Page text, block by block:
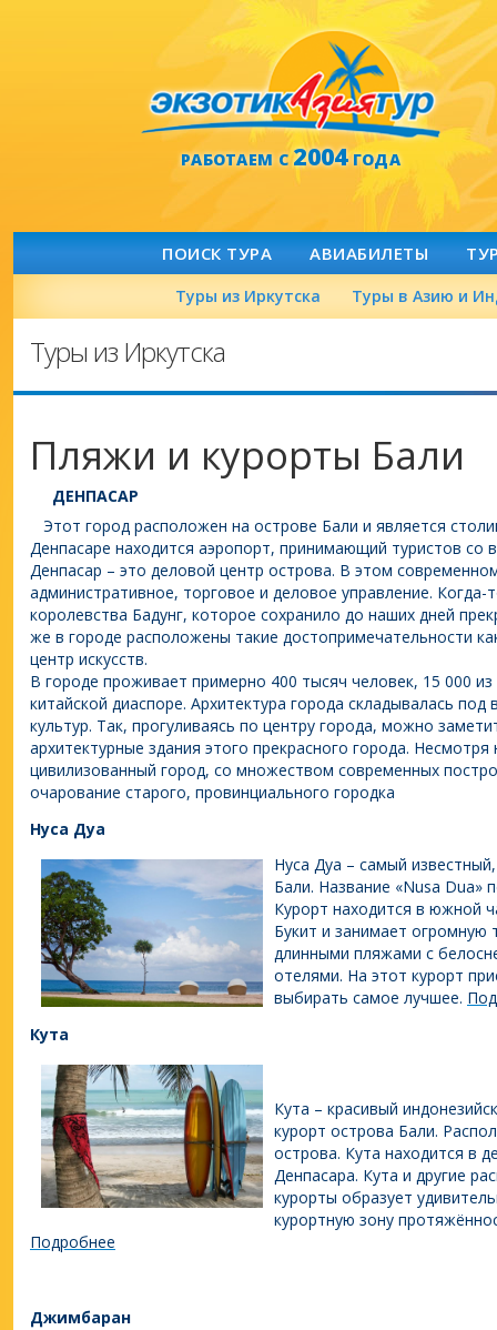
РАБОТАЕМ С2004ГОДА
ПОИСК ТУРА АВИАБИЛЕТЫ
Туры из Иркутска Туры в Азию и
Туры из Иркутска
Пляжи и курорты Бали
ДЕНПАСАР
Этот город расположен на острове Бали и является
Денпасаре находится аэропорт, принимающий туристов со
Денпасар – это деловой центр острова. В этом
административное, торговое и деловое управление. Когда-
королевства Бадунг, которое сохранило до наших дней
же в городе расположены такие достопримечательности
центр искусств.
В городе проживает примерно 400 тысяч человек, 15 000
китайской диаспоре. Архитектура города складывалась
культур. Так, прогуливаясь по центру города, можно
архитектурные здания этого прекрасного города.
цивилизованный город, со множеством современных
очарование старого, провинциального городка
Нуса Дуа
Нуса Дуа – самый
Бали. Название «Nusa Dua»
Курорт находится в южной
Букит и занимает огромную
длинными пляжами с
отелями. На этот курорт
выбирать самое лучшее.
Кута
Кута – красивый
курорт острова Бали.
острова. Кута находится в
Денпасара. Кута и другие
курорты образует
курортную зону
Подробнее
Джимбаран